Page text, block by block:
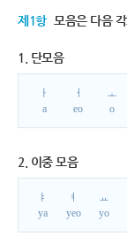
제1항 모음은 다음
1. 단모음
ㅏ
a
ㅓ
eo
ㅗ
o
2. 이중 모음
ㅑ
ya
ㅕ
yeo
ㅛ
yo